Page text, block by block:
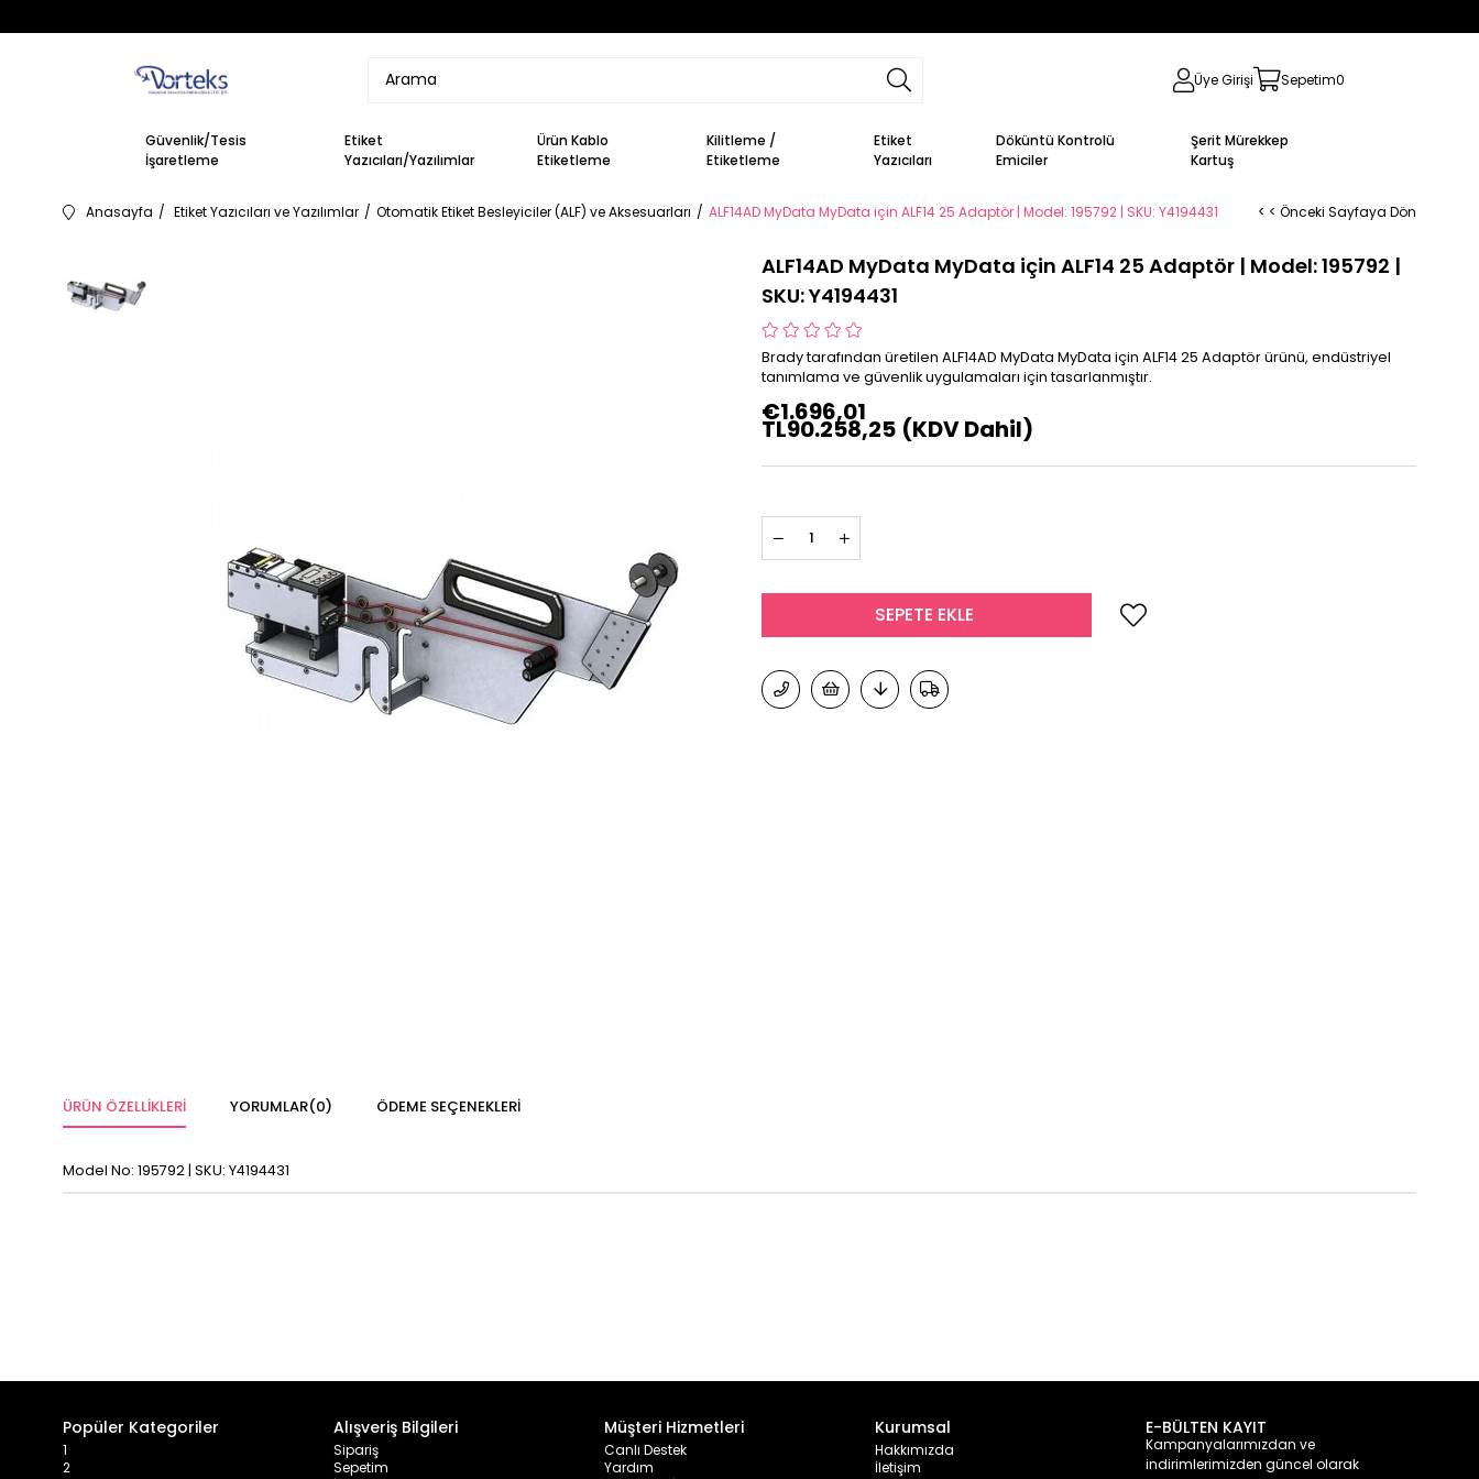
Üye Girişi Sepetim0
Güvenlik/Tesis
İşaretleme
Etiket
Yazıcıları/Yazılımlar
Ürün Kablo
Etiketleme
Kilitleme /
Etiketleme
Etiket
Yazıcıları
Döküntü Kontrolü
Emiciler
Şerit Mürekkep
Kartuş
Anasayfa Etiket Yazıcıları ve Yazılımlar Otomatik Etiket Besleyiciler (ALF) ve Aksesuarları ALF14AD MyData MyData için ALF14 25 Adaptör | Model: 195792 | SKU: Y4194431 < < Önceki Sayfaya Dön
ALF14AD MyData MyData için ALF14 25 Adaptör | Model: 195792 |
SKU: Y4194431
Brady tarafından üretilen ALF14AD MyData MyData için ALF14 25 Adaptör ürünü, endüstriyel
tanımlama ve güvenlik uygulamaları için tasarlanmıştır.
€1.696,01
TL90.258,25 (KDV Dahil)
ÜRÜN ÖZELLIKLERI YORUMLAR(0) ÖDEME SEÇENEKLERI
Model No: 195792 | SKU: Y4194431
Popüler Kategoriler
1
2
Alışveriş Bilgileri
Sipariş
Sepetim
Müşteri Hizmetleri
Canlı Destek
Yardım
Kurumsal
Hakkımızda
İletişim
E-BÜLTEN KAYIT
Kampanyalarımızdan ve
indirimlerimizden güncel olarak